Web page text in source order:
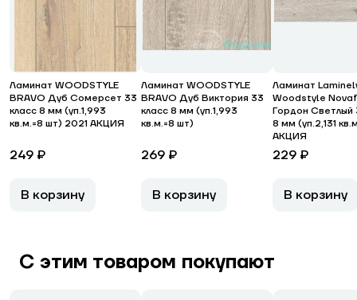
Ламинат WOODSTYLE
BRAVO Дуб Сомерсет 33
класс 8 мм (уп.1,993
кв.м.=8 шт) 2021 АКЦИЯ
249 ₽
В корзину
Ламинат WOODSTYLE
BRAVO Дуб Виктория 33
класс 8 мм (уп.1,993
кв.м.=8 шт)
269 ₽
В корзину
Ламинат
Woodstyle
Гордон Светлый
8 мм (уп.2,131
АКЦИЯ
229 ₽
В корзину
С этим товаром покупают